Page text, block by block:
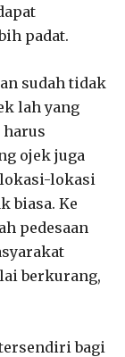
padat.
sudah tidak
lah yang
harus
ojek juga
lokasi
biasa. Ke
pedesaan
berkurang,
bagi